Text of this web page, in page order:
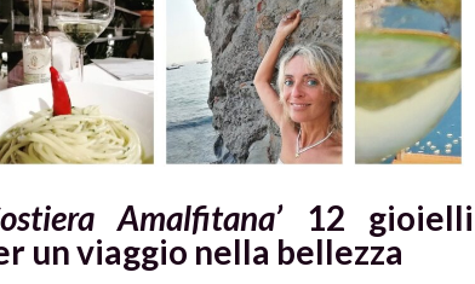
Amalfitana’12 gioielli
un viaggio nella bellezza